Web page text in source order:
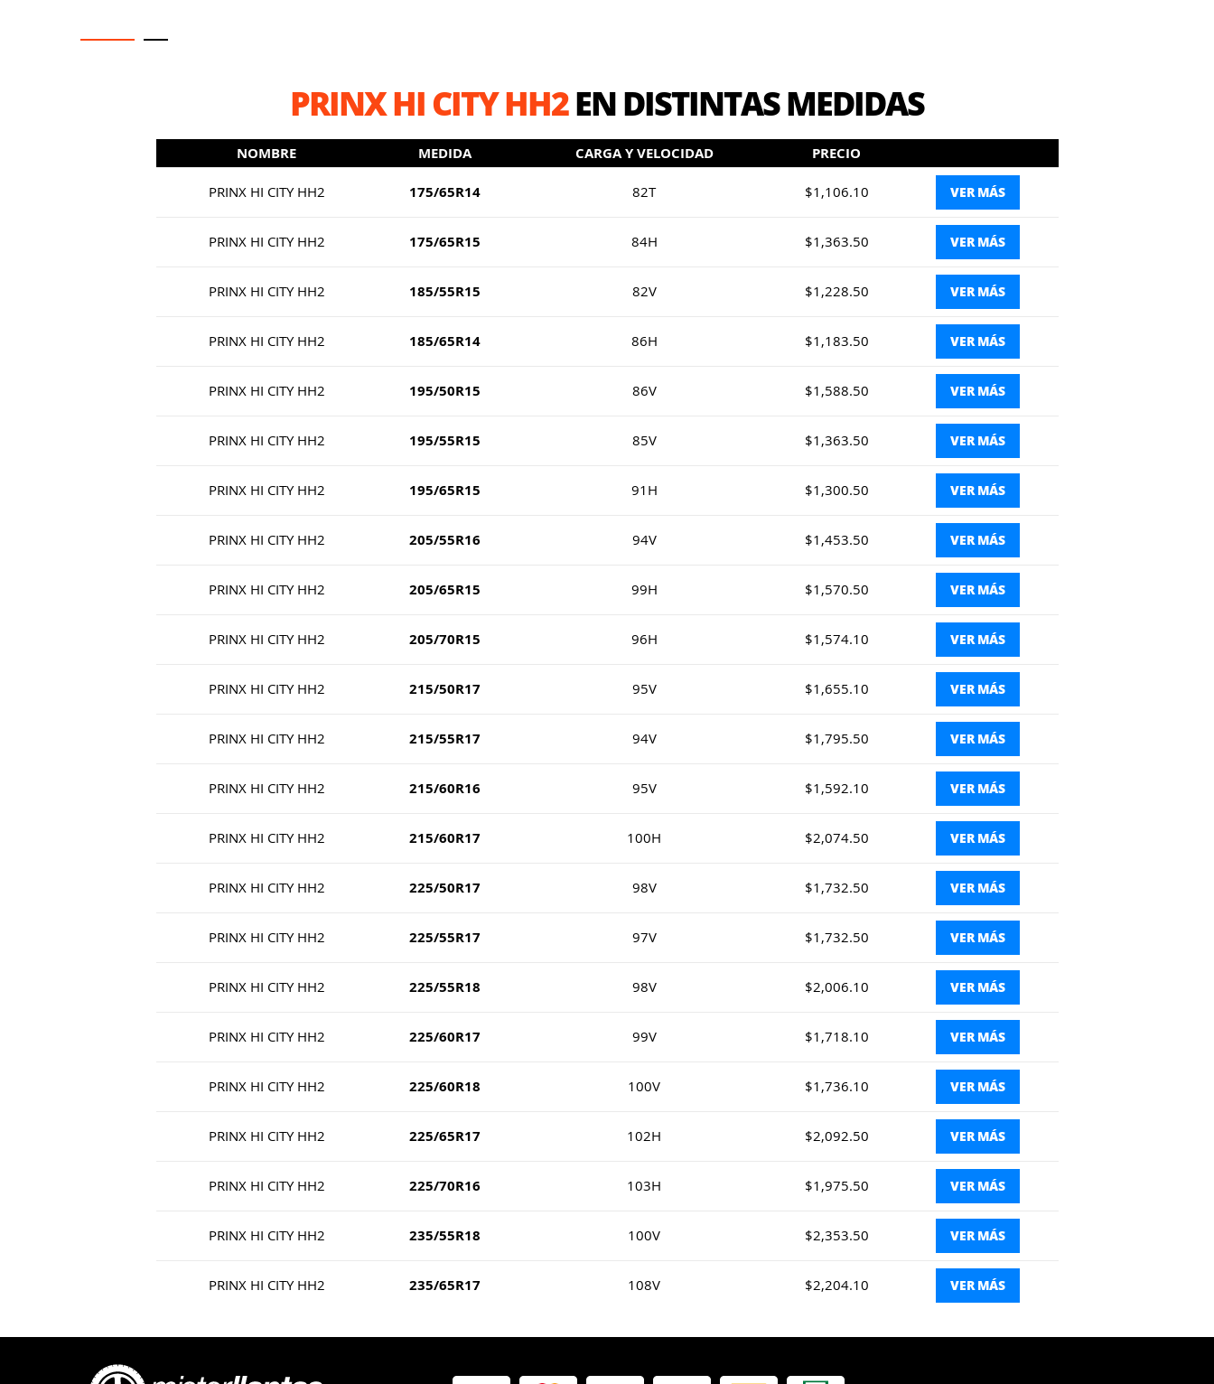
PRINX HI CITY HH2EN DISTINTAS MEDIDAS
NOMBRE MEDIDA CARGA Y VELOCIDAD PRECIO
PRINX HI CITY HH2 175/65R14 82T $1,106.10 VER MÁS
PRINX HI CITY HH2 175/65R15 84H $1,363.50 VER MÁS
PRINX HI CITY HH2 185/55R15 82V $1,228.50 VER MÁS
PRINX HI CITY HH2 185/65R14 86H $1,183.50 VER MÁS
PRINX HI CITY HH2 195/50R15 86V $1,588.50 VER MÁS
PRINX HI CITY HH2 195/55R15 85V $1,363.50 VER MÁS
PRINX HI CITY HH2 195/65R15 91H $1,300.50 VER MÁS
PRINX HI CITY HH2 205/55R16 94V $1,453.50 VER MÁS
PRINX HI CITY HH2 205/65R15 99H $1,570.50 VER MÁS
PRINX HI CITY HH2 205/70R15 96H $1,574.10 VER MÁS
PRINX HI CITY HH2 215/50R17 95V $1,655.10 VER MÁS
PRINX HI CITY HH2 215/55R17 94V $1,795.50 VER MÁS
PRINX HI CITY HH2 215/60R16 95V $1,592.10 VER MÁS
PRINX HI CITY HH2 215/60R17 100H $2,074.50 VER MÁS
PRINX HI CITY HH2 225/50R17 98V $1,732.50 VER MÁS
PRINX HI CITY HH2 225/55R17 97V $1,732.50 VER MÁS
PRINX HI CITY HH2 225/55R18 98V $2,006.10 VER MÁS
PRINX HI CITY HH2 225/60R17 99V $1,718.10 VER MÁS
PRINX HI CITY HH2 225/60R18 100V $1,736.10 VER MÁS
PRINX HI CITY HH2 225/65R17 102H $2,092.50 VER MÁS
PRINX HI CITY HH2 225/70R16 103H $1,975.50 VER MÁS
PRINX HI CITY HH2 235/55R18 100V $2,353.50 VER MÁS
PRINX HI CITY HH2 235/65R17 108V $2,204.10 VER MÁS